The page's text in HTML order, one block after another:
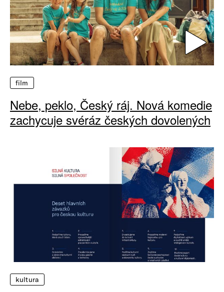
film
Nebe, peklo, Český ráj. Nová komedie
zachycuje svéráz českých dovolených
kultura